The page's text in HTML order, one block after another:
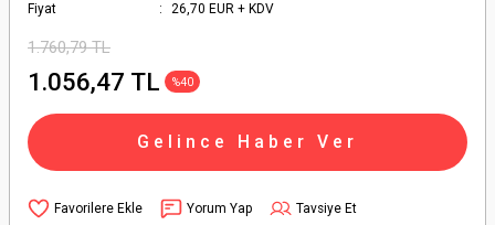
Fiyat
26,70 EUR + KDV
1.760,79 TL
1.056,47 TL %40
Gelince Haber Ver
Yorum Yap
Tavsiye Et